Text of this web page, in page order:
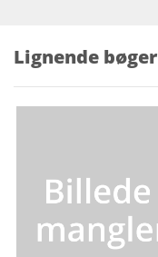
Lignende bøger